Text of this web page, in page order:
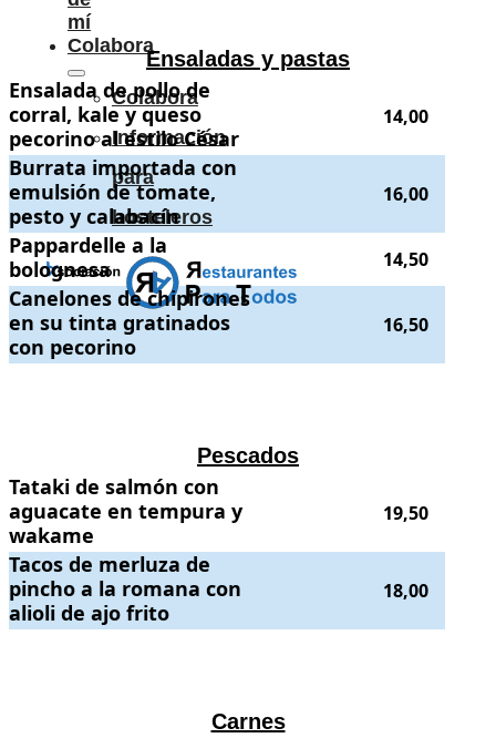
mí
Colabora
Colabora
Información
para
hosteleros
Ensaladas y pastas
Ensalada de pollo de corral, kale y queso pecorino al estilo César
Ensalada de pollo de
corral, kale y queso
pecorino al estilo César
14,00
Burrata importada con emulsión de tomate, pesto y calabacín
Burrata importada con
emulsión de tomate,
pesto y calabacín
16,00
Pappardelle a la bolognesa
Pappardelle a la
bolognesa
14,50
Canelones de chipirones en su tinta gratinados con pecorino
Canelones de chipirones
en su tinta gratinados
con pecorino
16,50
Pescados
Tataki de salmón con aguacate en tempura y wakame
Tataki de salmón con
aguacate en tempura y
wakame
19,50
Tacos de merluza de pincho a la romana con alioli de ajo frito
Tacos de merluza de
pincho a la romana con
alioli de ajo frito
18,00
Carnes